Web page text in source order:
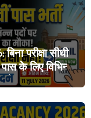
परीक्षा सीधी
के लिए विभिन्न
आवेदन